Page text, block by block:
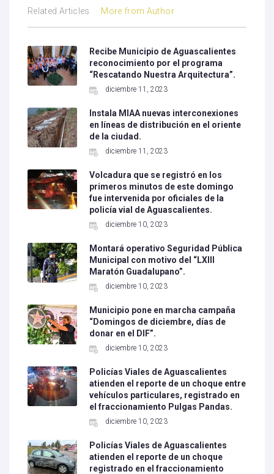
Related Articles More from Author
Recibe Municipio de Aguascalientes
reconocimiento por el programa
“Rescatando Nuestra Arquitectura”.
diciembre 11, 2023
Instala MIAA nuevas interconexiones
en líneas de distribución en el oriente
de la ciudad.
diciembre 11, 2023
Volcadura que se registró en los
primeros minutos de este domingo
fue intervenida por oficiales de la
policía vial de Aguascalientes.
diciembre 10, 2023
Montará operativo Seguridad Pública
Municipal con motivo del “LXIII
Maratón Guadalupano”.
diciembre 10, 2023
Municipio pone en marcha campaña
“Domingos de diciembre, días de
donar en el DIF”.
diciembre 10, 2023
Policías Viales de Aguascalientes
atienden el reporte de un choque entre
vehículos particulares, registrado en
el fraccionamiento Pulgas Pandas.
diciembre 10, 2023
Policías Viales de Aguascalientes
atienden el reporte de un choque
registrado en el fraccionamiento